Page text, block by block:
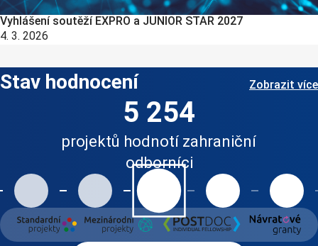
Vyhlášení soutěží EXPRO a JUNIOR STAR 2027
4. 3. 2026
Stav hodnocení Zobrazit více
5 254
projektů hodnotí zahraniční
odborníci